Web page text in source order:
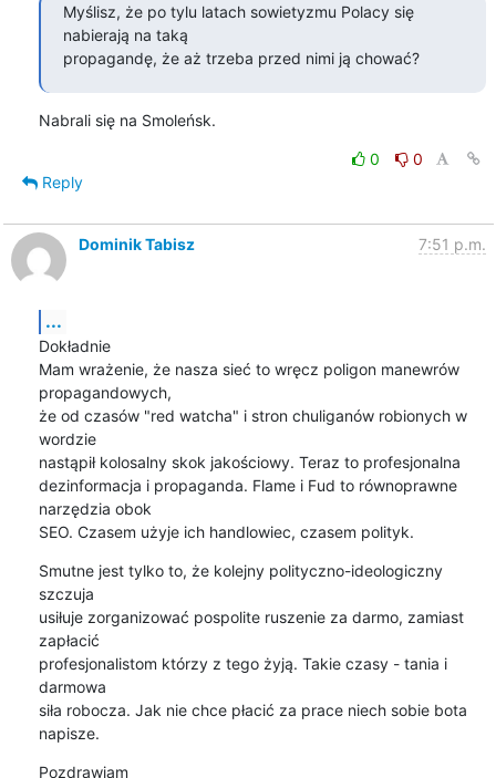
Myślisz, że po tylu latach sowietyzmu Polacy się
nabierają na taką
propagandę, że aż trzeba przed nimi ją chować?
Nabrali się na Smoleńsk.
0
0
Reply
Dominik Tabisz 7:51 p.m.
...
Dokładnie
Mam wrażenie, że nasza sieć to wręcz poligon manewrów
propagandowych,
że od czasów "red watcha" i stron chuliganów robionych w
wordzie
nastąpił kolosalny skok jakościowy. Teraz to profesjonalna
dezinformacja i propaganda. Flame i Fud to równoprawne
narzędzia obok
SEO. Czasem użyje ich handlowiec, czasem polityk.
Smutne jest tylko to, że kolejny polityczno-ideologiczny
szczuja
usiłuje zorganizować pospolite ruszenie za darmo, zamiast
zapłacić
profesjonalistom którzy z tego żyją. Takie czasy - tania i
darmowa
siła robocza. Jak nie chce płacić za prace niech sobie bota
napisze.
Pozdrawiam